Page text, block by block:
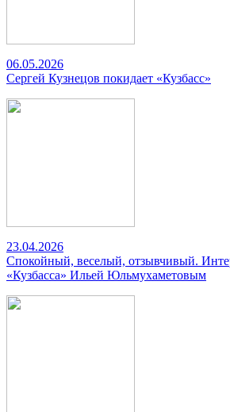
06.05.2026
Сергей Кузнецов покидает «Кузбасс»
23.04.2026
Спокойный, веселый, отзывчивый.
«Кузбасса» Ильей Юльмухаметовым